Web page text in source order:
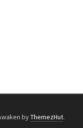
byThemezHut.